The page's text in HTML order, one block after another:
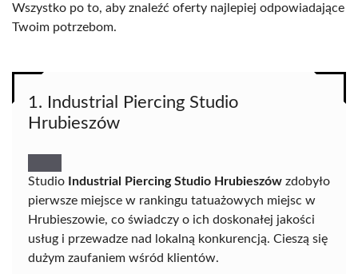
Wszystko po to, aby znaleźć oferty najlepiej odpowiadające
Twoim potrzebom.
1. Industrial Piercing Studio
Hrubieszów
Studio Industrial Piercing Studio Hrubieszów zdobyło
pierwsze miejsce w rankingu tatuażowych miejsc w
Hrubieszowie, co świadczy o ich doskonałej jakości
usług i przewadze nad lokalną konkurencją. Cieszą się
dużym zaufaniem wśród klientów.